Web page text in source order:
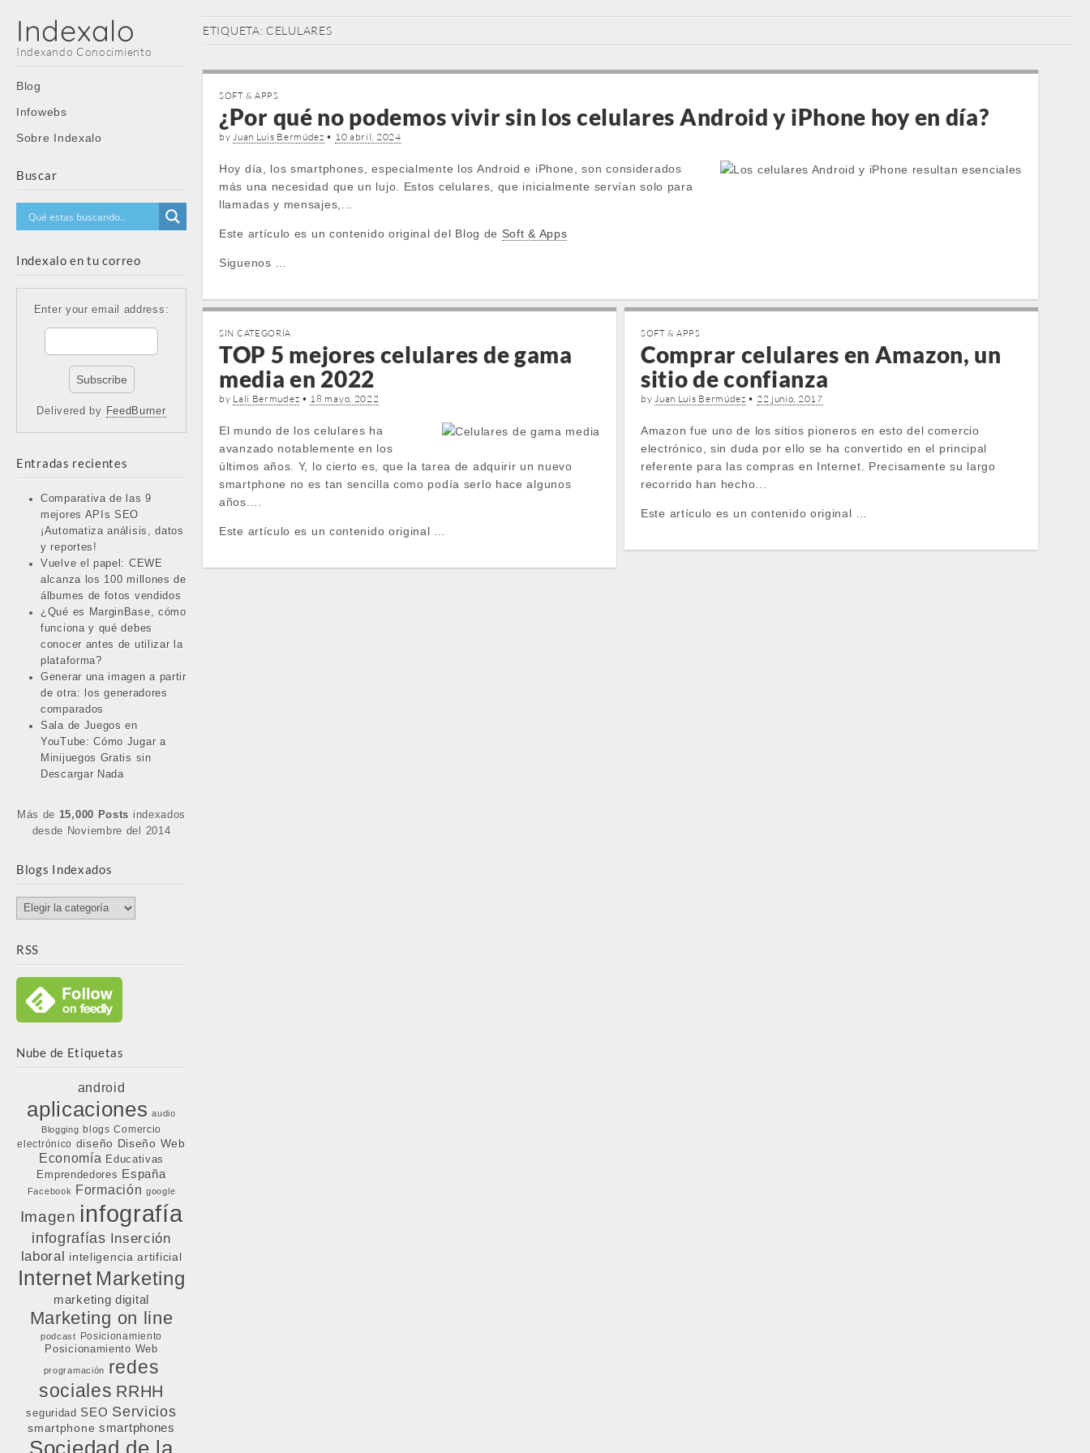
Indexalo
Indexando Conocimiento
Main
menu
Skip
content
Blog
Infowebs
Sobre Indexalo
Buscar
Indexalo en tu correo
Enter your email address:
Delivered by FeedBurner
Entradas recientes
Comparativa de las 9
mejores APIs SEO
¡Automatiza análisis, datos
y reportes!
Vuelve el papel: CEWE
alcanza los 100 millones de
álbumes de fotos vendidos
¿Qué es MarginBase, cómo
funciona y qué debes
conocer antes de utilizar la
plataforma?
Generar una imagen a partir
de otra: los generadores
comparados
Sala de Juegos en
YouTube: Cómo Jugar a
Minijuegos Gratis sin
Descargar Nada
Más de 15,000 Posts indexados
desde Noviembre del 2014
Blogs Indexados
Blogs
Indexados
RSS
Nube de Etiquetas
android
aplicaciones audio
Blogging blogs Comercio
electrónico diseño Diseño Web
Economía Educativas
Emprendedores España
Facebook Formación google
Imagen infografía
infografías Inserción
laboral inteligencia artificial
Internet Marketing
marketing digital
Marketing on line
podcast
Posicionamiento
Posicionamiento Web
programación redes
sociales RRHH
seguridad SEO Servicios
smartphone smartphones
Sociedad de la
ETIQUETA: CELULARES
SOFT & APPS
¿Por qué no podemos vivir sin los celulares Android y iPhone hoy en día?
byJuan Luis Bermúdez • 10 abril, 2024
Hoy día, los smartphones, especialmente los Android e iPhone, son considerados
más una necesidad que un lujo. Estos celulares, que inicialmente servían solo para
llamadas y mensajes,...
Este artículo es un contenido original del Blog de Soft & Apps
Siguenos …
SIN CATEGORÍA
TOP 5 mejores celulares de gama
media en 2022
by Lali Bermudez • 18 mayo, 2022
El mundo de los celulares ha
avanzado notablemente en los
últimos años. Y, lo cierto es, que la tarea de adquirir un nuevo
smartphone no es tan sencilla como podía serlo hace algunos
años....
Este artículo es un contenido original …
SOFT & APPS
Comprar celulares en Amazon, un
sitio de confianza
byJuan Luis Bermúdez • 22 junio, 2017
Amazon fue uno de los sitios pioneros en esto del comercio
electrónico, sin duda por ello se ha convertido en el principal
referente para las compras en Internet. Precisamente su largo
recorrido han hecho...
Este artículo es un contenido original …